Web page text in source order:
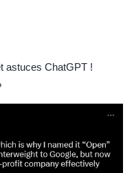
astuces ChatGPT !